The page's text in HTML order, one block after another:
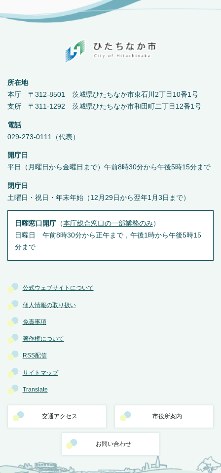
公式ウェブサイトについて
個人情報の取り扱い
免責事項
著作権について
RSS配信
サイトマップ
Translate
交通アクセス 市役所案内
お問い合わせ
所在地
本庁 〒312-8501 茨城県ひたちなか市東石川2丁目10番1号
支所 〒311-1292 茨城県ひたちなか市和田町二丁目12番1号
電話
029-273-0111（代表）
開庁日
平日（月曜日から金曜日まで）午前8時30分から午後5時15分まで
閉庁日
土曜日・祝日・年末年始（12月29日から翌年1月3日まで）
日曜窓口開庁（本庁総合窓口の一部業務のみ ）
日曜日 午前8時30分から正午まで，午後1時から午後5時15
分まで